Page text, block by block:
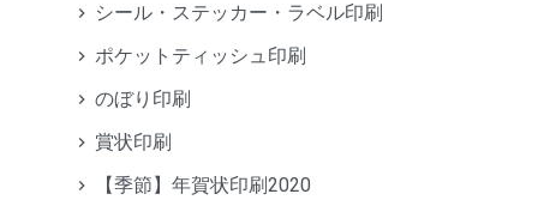
シール・ステッカー・ラベル印刷
ポケットティッシュ印刷
のぼり印刷
賞状印刷
【季節】年賀状印刷2020